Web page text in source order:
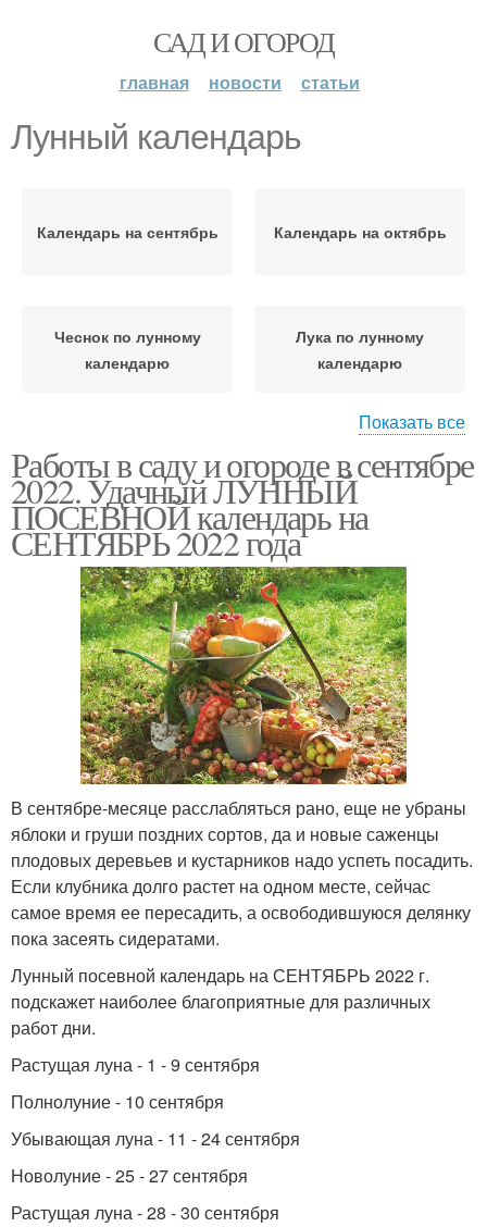
САД И ОГОРОД
главная новости статьи
Лунный календарь
Календарь на сентябрь Календарь на октябрь
Чеснок по лунному
календарю
Лука по лунному
календарю
Лилии по лунному
календарю
Лунные фазы
Показать все
Работы в саду и огороде в сентябре
2022. Удачный ЛУННЫЙ
ПОСЕВНОЙ календарь на
СЕНТЯБРЬ 2022 года
В сентябре-месяце расслабляться рано, еще не убраны
яблоки и груши поздних сортов, да и новые саженцы
плодовых деревьев и кустарников надо успеть посадить.
Если клубника долго растет на одном месте, сейчас
самое время ее пересадить, а освободившуюся делянку
пока засеять сидератами.
Лунный посевной календарь на СЕНТЯБРЬ 2022 г.
подскажет наиболее благоприятные для различных
работ дни.
Растущая луна - 1 - 9 сентября
Полнолуние - 10 сентября
Убывающая луна - 11 - 24 сентября
Новолуние - 25 - 27 сентября
Растущая луна - 28 - 30 сентября